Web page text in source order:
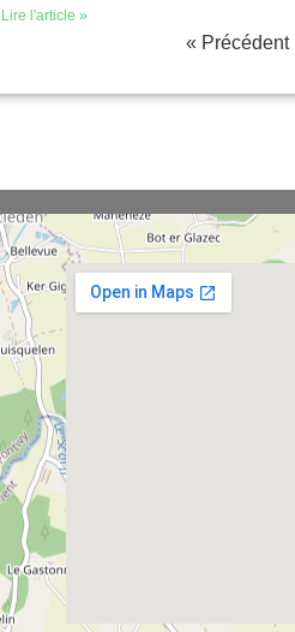
Lire l'article »
« Précédent